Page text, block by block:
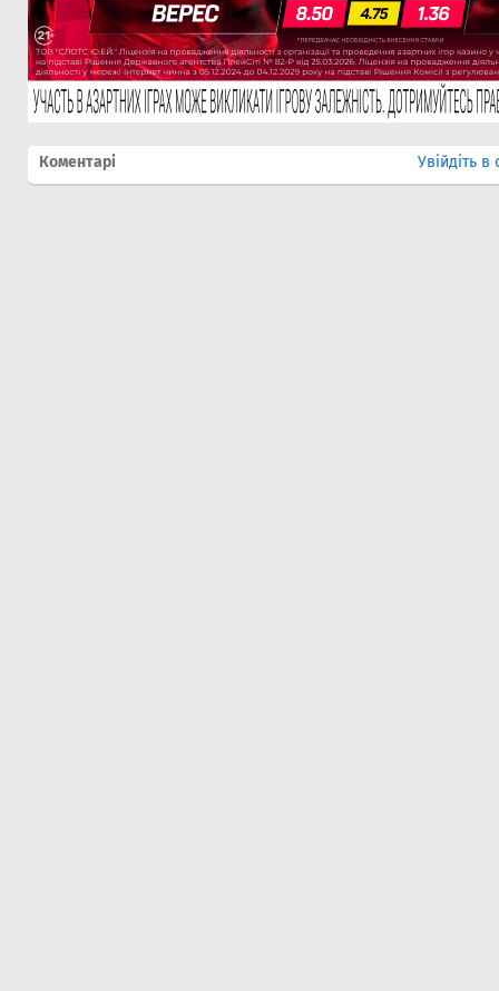
Коментарі Увійдіть в